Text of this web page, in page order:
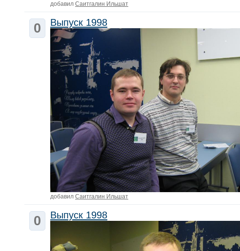
добавил Саитгалин Ильшат
0 Выпуск 1998
добавил Саитгалин Ильшат
0 Выпуск 1998